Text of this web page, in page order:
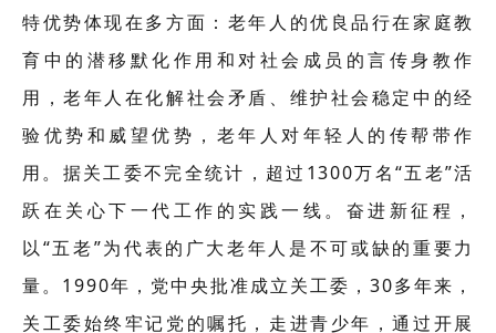
特优势体现在多方面：老年人的优良品行在家庭教
育中的潜移默化作用和对社会成员的言传身教作
用，老年人在化解社会矛盾、维护社会稳定中的经
验优势和威望优势，老年人对年轻人的传帮带作
用。据关工委不完全统计，超过1300万名“五老”活
跃在关心下一代工作的实践一线。奋进新征程，
以“五老”为代表的广大老年人是不可或缺的重要力
量。1990年，党中央批准成立关工委，30多年来，
关工委始终牢记党的嘱托，走进青少年，通过开展